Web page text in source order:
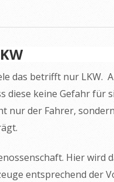
das betrifft nur LKW.
diese keine Gefahr für
nur der Fahrer,
Hier wird
entsprechend der